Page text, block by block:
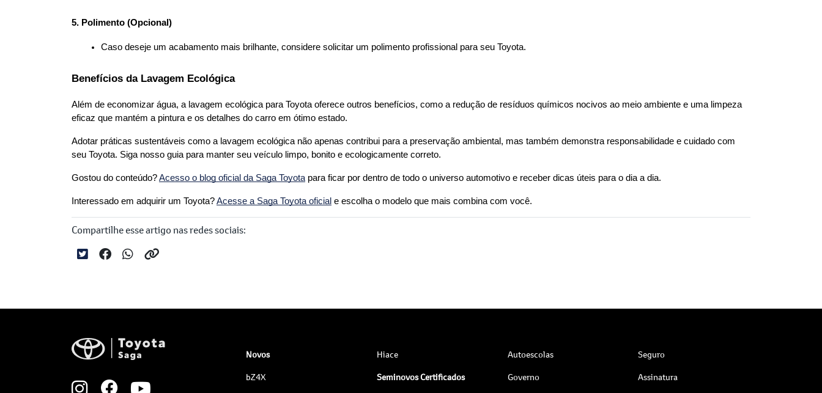
5. Polimento (Opcional)
Caso deseje um acabamento mais brilhante, considere solicitar um polimento profissional para seu Toyota.
Benefícios da Lavagem Ecológica
Além de economizar água, a lavagem ecológica para Toyota oferece outros benefícios, como a redução de resíduos químicos nocivos ao meio ambiente e uma limpeza
eficaz que mantém a pintura e os detalhes do carro em ótimo estado.
Adotar práticas sustentáveis como a lavagem ecológica não apenas contribui para a preservação ambiental, mas também demonstra responsabilidade e cuidado com
seu Toyota. Siga nosso guia para manter seu veículo limpo, bonito e ecologicamente correto.
Gostou do conteúdo?Acesso o blog oficial da Saga Toyota para ficar por dentro de todo o universo automotivo e receber dicas úteis para o dia a dia.
Interessado em adquirir um Toyota?Acesse a Saga Toyota oficial e escolha o modelo que mais combina com você.
Compartilhe esse artigo nas redes sociais:
Novos
bZ4X
Hiace
Seminovos Certificados
Autoescolas
Governo
Seguro
Assinatura